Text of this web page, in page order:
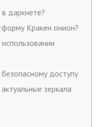
даркнете?
Кракен онион?
доступу
зеркала